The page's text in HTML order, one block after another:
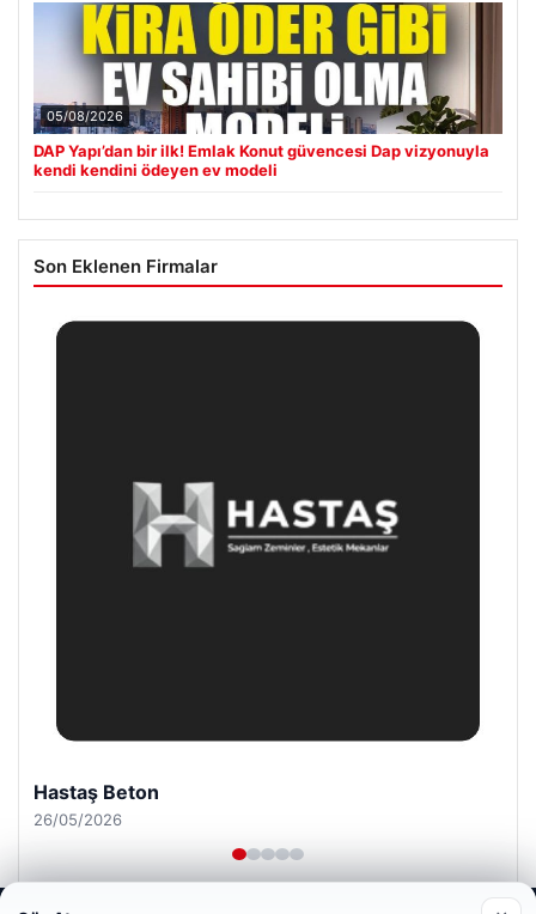
05/08/2026
DAP Yapı’dan bir ilk! Emlak Konut güvencesi Dap vizyonuyla
kendi kendini ödeyen ev modeli
Son Eklenen Firmalar
Enes Kaplan Avukatlık Bürosu
28/04/2026